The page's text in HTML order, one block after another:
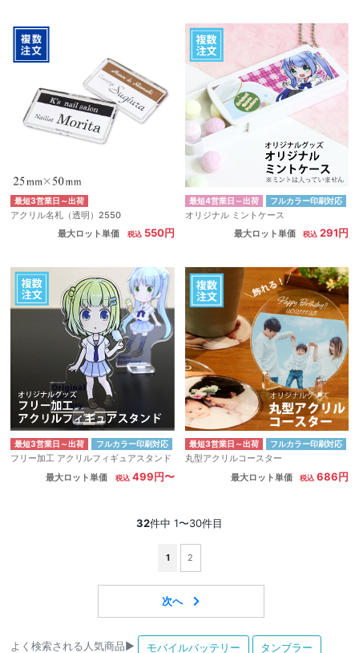
最短3営業日～出荷
アクリル名札（透明）2550
最大ロット単価
550円
最短4営業日～出荷 フルカラー印刷対応
オリジナル ミントケース
最大ロット単価
291円
最短3営業日～出荷 フルカラー印刷対応
フリー加工 アクリルフィギュアスタンド
最大ロット単価
499円〜
最短3営業日～出荷 フルカラー印刷対応
丸型アクリルコースター
最大ロット単価
686円
32件中 1〜30件目
1 2
よく検索される人気商品▶ モバイルバッテリー タンブラー